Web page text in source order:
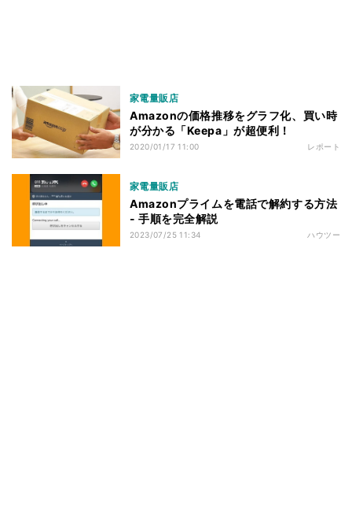
家電量販店
Amazonの価格推移をグラフ化、買い時
が分かる「Keepa」が超便利！
2020/01/17 11:00 レポート
家電量販店
Amazonプライムを電話で解約する方法
- 手順を完全解説
2023/07/25 11:34 ハウツー